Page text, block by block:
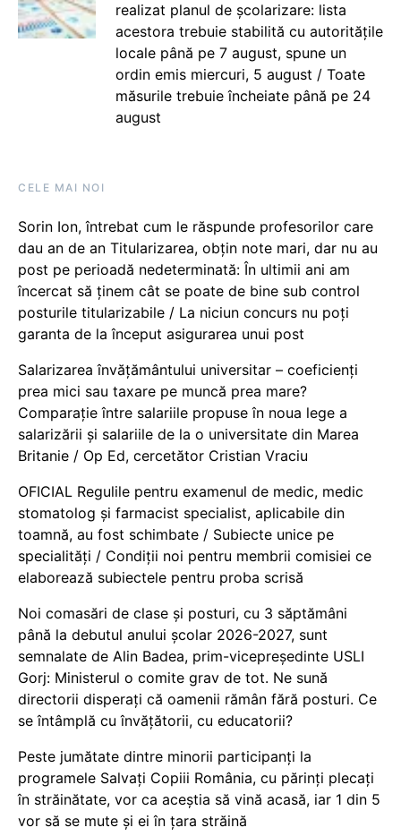
realizat planul de școlarizare: lista
acestora trebuie stabilită cu autoritățile
locale până pe 7 august, spune un
ordin emis miercuri, 5 august / Toate
măsurile trebuie încheiate până pe 24
august
CELE MAI NOI
Sorin Ion, întrebat cum le răspunde profesorilor care
dau an de an Titularizarea, obțin note mari, dar nu au
post pe perioadă nedeterminată: În ultimii ani am
încercat să ținem cât se poate de bine sub control
posturile titularizabile / La niciun concurs nu poți
garanta de la început asigurarea unui post
Salarizarea învățământului universitar – coeficienți
prea mici sau taxare pe muncă prea mare?
Comparație între salariile propuse în noua lege a
salarizării și salariile de la o universitate din Marea
Britanie / Op Ed, cercetător Cristian Vraciu
OFICIAL Regulile pentru examenul de medic, medic
stomatolog și farmacist specialist, aplicabile din
toamnă, au fost schimbate / Subiecte unice pe
specialități / Condiții noi pentru membrii comisiei ce
elaborează subiectele pentru proba scrisă
Noi comasări de clase și posturi, cu 3 săptămâni
până la debutul anului școlar 2026-2027, sunt
semnalate de Alin Badea, prim-vicepreședinte USLI
Gorj: Ministerul o comite grav de tot. Ne sună
directorii disperați că oamenii rămân fără posturi. Ce
se întâmplă cu învățătorii, cu educatorii?
Peste jumătate dintre minorii participanți la
programele Salvați Copiii România, cu părinți plecați
în străinătate, vor ca aceștia să vină acasă, iar 1 din 5
vor să se mute și ei în țara străină